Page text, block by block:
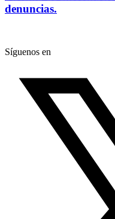
denuncias.
Síguenos en